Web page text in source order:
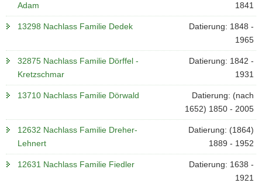
Adam
1841
13298 Nachlass Familie Dedek
Datierung: 1848 -
1965
32875 Nachlass Familie Dörffel -
Kretzschmar
Datierung: 1842 -
1931
13710 Nachlass Familie Dörwald
Datierung: (nach
1652) 1850 - 2005
12632 Nachlass Familie Dreher-
Lehnert
Datierung: (1864)
1889 - 1952
12631 Nachlass Familie Fiedler
Datierung: 1638 -
1921